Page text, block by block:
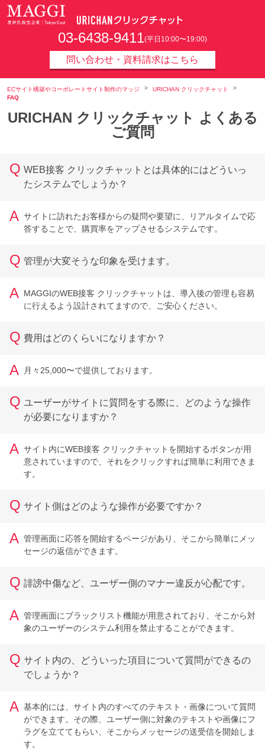
URICHAN
クリックチャット
03-6438-9411(平日10:00〜19:00)
問い合わせ・資料請求はこちら
ECサイト構築やコーポレートサイト制作のマッジ
URICHAN クリックチャット
FAQ
URICHAN クリックチャット よくある
ご質問
Q WEB接客 クリックチャットとは具体的にはどういっ
たシステムでしょうか？
A サイトに訪れたお客様からの疑問や要望に、リアルタイムで応
答することで、購買率をアップさせるシステムです。
Q 管理が大変そうな印象を受けます。
A MAGGIのWEB接客 クリックチャットは、導入後の管理も容易
に行えるよう設計されてますので、ご安心ください。
Q 費用はどのくらいになりますか？
A 月々25,000〜で提供しております。
Q ユーザーがサイトに質問をする際に、どのような操作
が必要になりますか？
A サイト内にWEB接客 クリックチャットを開始するボタンが用
意されていますので、それをクリックすれば簡単に利用できま
す。
Q サイト側はどのような操作が必要ですか？
A 管理画面に応答を開始するページがあり、そこから簡単にメッ
セージの返信ができます。
Q 誹謗中傷など、ユーザー側のマナー違反が心配です。
A 管理画面にブラックリスト機能が用意されており、そこから対
象のユーザーのシステム利用を禁止することができます。
Q サイト内の、どういった項目について質問ができるの
でしょうか？
A 基本的には、サイト内のすべてのテキスト・画像について質問
ができます。その際、ユーザー側に対象のテキストや画像にフ
ラグを立ててもらい、そこからメッセージの送受信を開始しま
す。